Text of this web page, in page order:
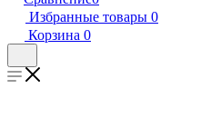
Избранные товары 0
Корзина 0